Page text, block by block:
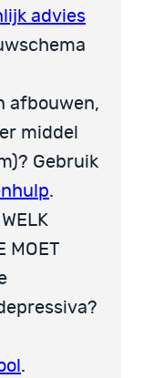
advies
afbouwen,
middel
Gebruik
.
MOET
.